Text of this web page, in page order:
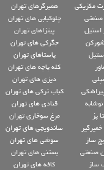
مکزیکی
استیل
پز
ساز
صنعتی
ساز
همبرگرهای تهران
چلوکبابی های تهران
پیتزاهای تهران
جگرکی های تهران
پاستاهای تهران
کله پاچه های تهران
دیزی های تهران
کباب ترکی های تهران
قنادی های تهران
مرغ سوخاری تهران
ساندویچی های تهران
سوشی های تهران
بستنی های تهران
کافه های تهران